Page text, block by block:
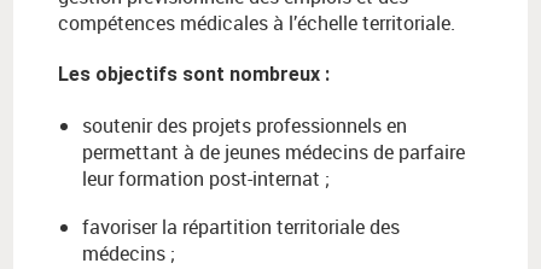
compétences médicales à l’échelle territoriale.
Les objectifs sont nombreux :
soutenir des projets professionnels en
permettant à de jeunes médecins de parfaire
leur formation post-internat ;
favoriser la répartition territoriale des
médecins ;